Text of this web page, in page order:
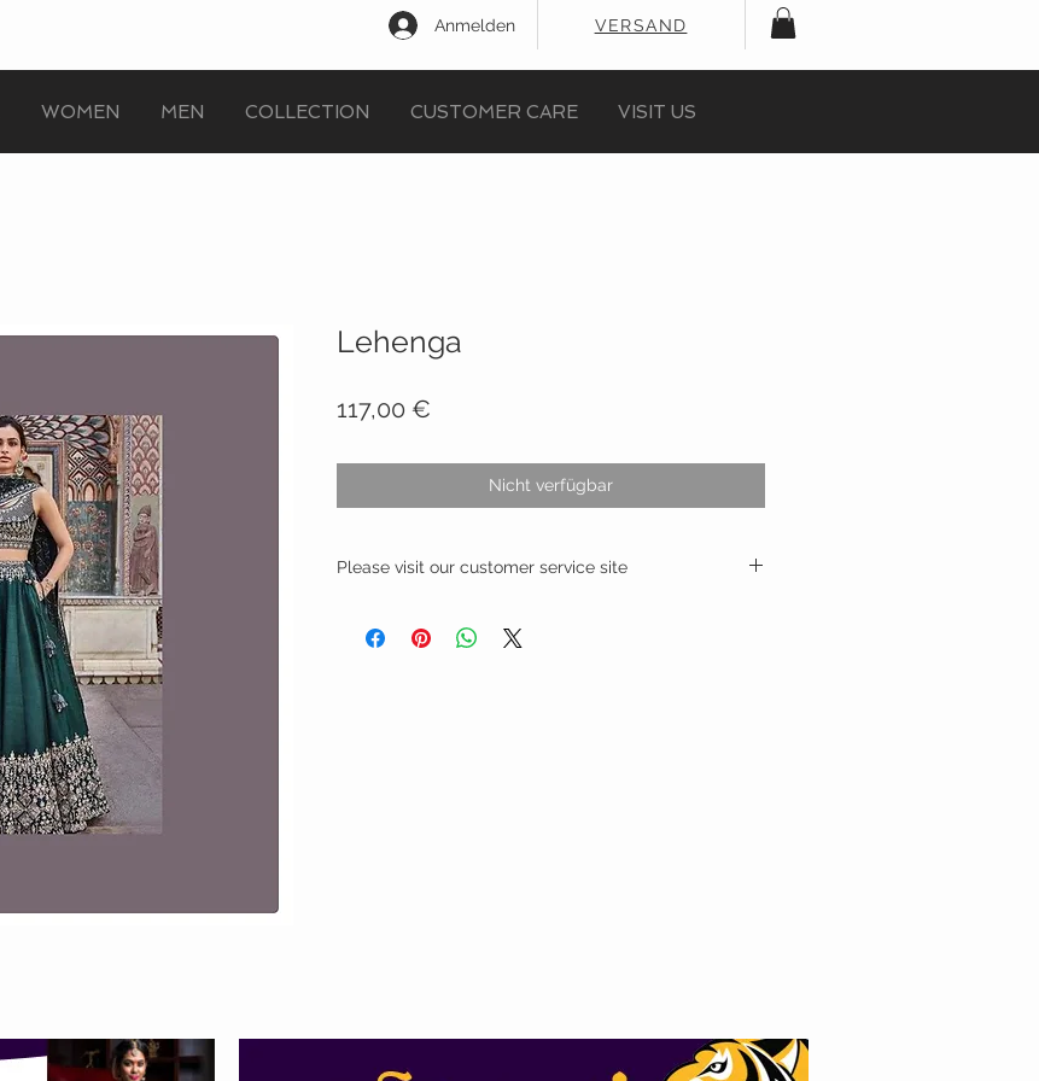
Anmelden VERSAND
WOMEN MEN COLLECTION CUSTOMER CARE VISIT US
Lehenga
117,00 €
Nicht verfügbar
Please visit our customer service site